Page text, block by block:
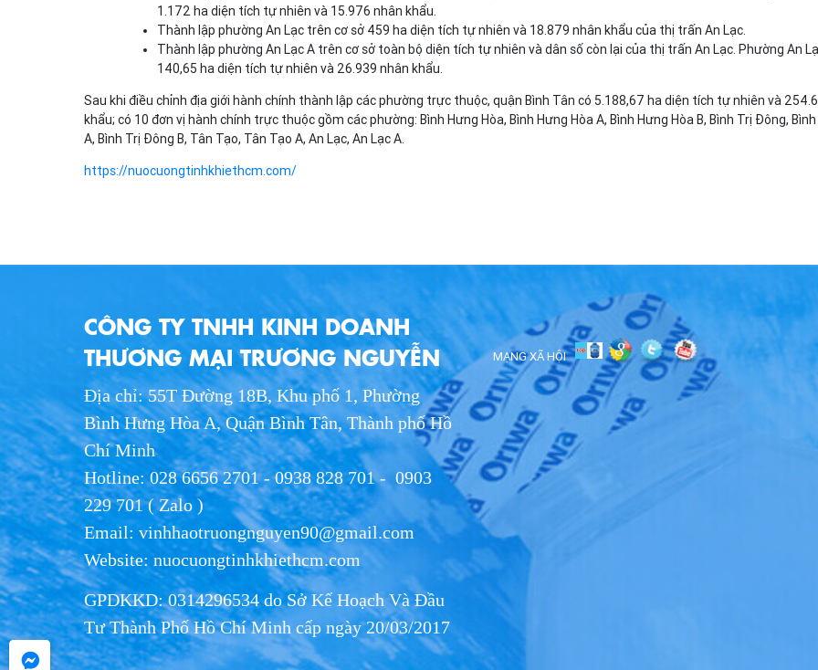
1.172 ha diện tích tự nhiên và 15.976 nhân khẩu.
Thành lập phường An Lạc trên cơ sở 459 ha diện tích tự nhiên và 18.879 nhân khẩu của thị trấn An Lạc.
Thành lập phường An Lạc A trên cơ sở toàn bộ diện tích tự nhiên và dân số còn lại của thị trấn An Lạc. Phường An
140,65 ha diện tích tự nhiên và 26.939 nhân khẩu.
Sau khi điều chỉnh địa giới hành chính thành lập các phường trực thuộc, quận Bình Tân có 5.188,67 ha diện tích tự nhiên và
khẩu; có 10 đơn vị hành chính trực thuộc gồm các phường: Bình Hưng Hòa, Bình Hưng Hòa A, Bình Hưng Hòa B, Bình Trị Đông,
A, Bình Trị Đông B, Tân Tạo, Tân Tạo A, An Lạc, An Lạc A.
https://nuocuongtinhkhiethcm.com/
CÔNG TY TNHH KINH DOANH
THƯƠNG MẠI TRƯƠNG NGUYỄN
Địa chỉ: 55T Đường 18B, Khu phố 1, Phường
Bình Hưng Hòa A, Quận Bình Tân, Thành phố Hồ
Chí Minh
Hotline: 028 6656 2701 - 0938 828 701 - 0903
229 701 ( Zalo )
Email: vinhhaotruongnguyen90@gmail.com
Website: nuocuongtinhkhiethcm.com
GPDKKD: 0314296534 do Sở Kế Hoạch Và Đầu
Tư Thành Phố Hồ Chí Minh cấp ngày 20/03/2017
MẠNG XÃ HỘI